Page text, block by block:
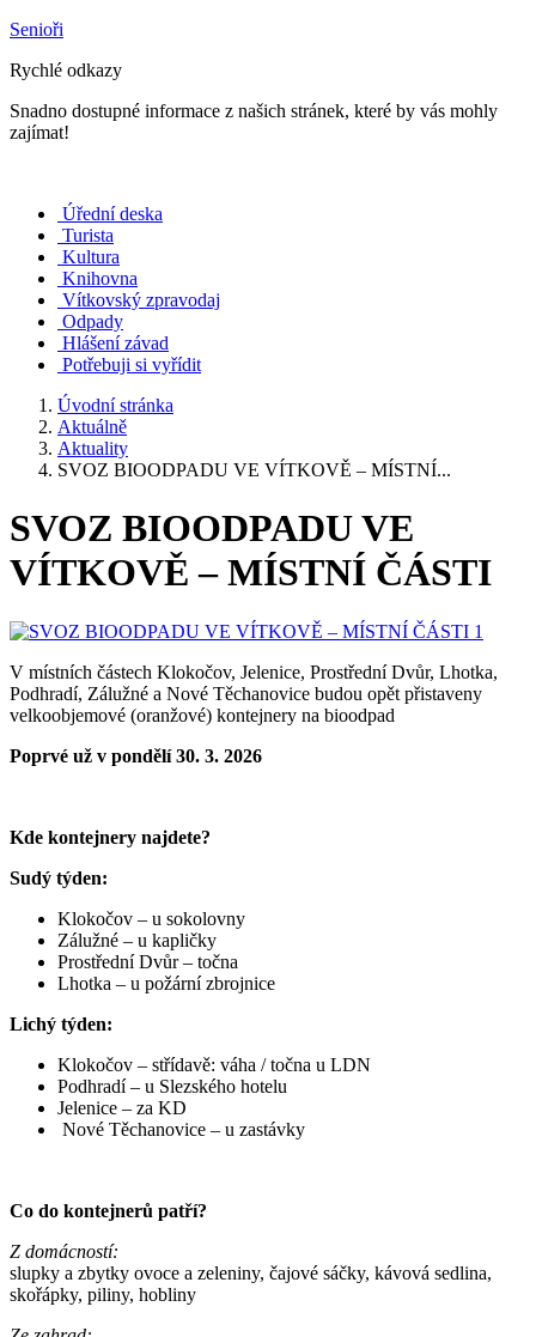
Senioři
Rychlé odkazy
Snadno dostupné informace z našich stránek, které by vás mohly
zajímat!
Úřední deska
Turista
Kultura
Knihovna
Vítkovský zpravodaj
Odpady
Hlášení závad
Potřebuji si vyřídit
Úvodní stránka
Aktuálně
Aktuality
SVOZ BIOODPADU VE VÍTKOVĚ – MÍSTNÍ...
SVOZ BIOODPADU VE
VÍTKOVĚ – MÍSTNÍ ČÁSTI
V místních částech Klokočov, Jelenice, Prostřední Dvůr, Lhotka,
Podhradí, Zálužné a Nové Těchanovice budou opět přistaveny
velkoobjemové (oranžové) kontejnery na bioodpad
Poprvé už v pondělí 30. 3. 2026
Kde kontejnery najdete?
Sudý týden:
Klokočov – u sokolovny
Zálužné – u kapličky
Prostřední Dvůr – točna
Lhotka – u požární zbrojnice
Lichý týden:
Klokočov – střídavě: váha / točna u LDN
Podhradí – u Slezského hotelu
Jelenice – za KD
Nové Těchanovice – u zastávky
Co do kontejnerů patří?
Z domácností:
slupky a zbytky ovoce a zeleniny, čajové sáčky, kávová sedlina,
skořápky, piliny, hobliny